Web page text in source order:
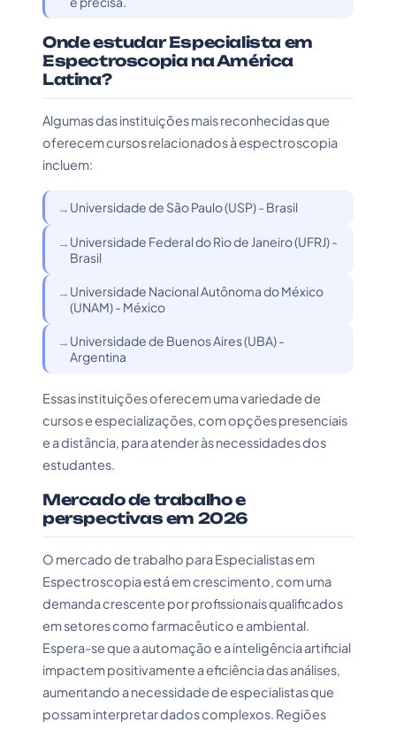
Onde estudar Especialista em
Espectroscopia na América
Latina?
Algumas das instituições mais reconhecidas que
oferecem cursos relacionados à espectroscopia
incluem:
Universidade de São Paulo (USP) - Brasil
Universidade Federal do Rio de Janeiro (UFRJ) -
Brasil
Universidade Nacional Autônoma do México
(UNAM) - México
Universidade de Buenos Aires (UBA) -
Argentina
Essas instituições oferecem uma variedade de
cursos e especializações, com opções presenciais
e a distância, para atender às necessidades dos
estudantes.
Mercado de trabalho e
perspectivas em 2026
O mercado de trabalho para Especialistas em
Espectroscopia está em crescimento, com uma
demanda crescente por profissionais qualificados
em setores como farmacêutico e ambiental.
Espera-se que a automação e a inteligência artificial
impactem positivamente a eficiência das análises,
aumentando a necessidade de especialistas que
possam interpretar dados complexos. Regiões